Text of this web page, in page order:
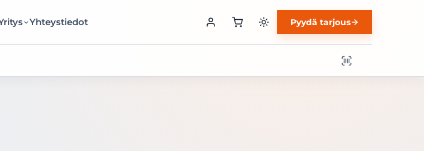
Yhteystiedot Pyydä tarjous